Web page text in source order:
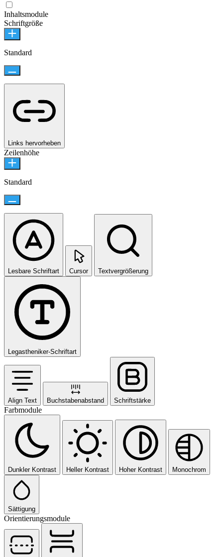
Inhaltsmodule
Schriftgröße
Standard
Links hervorheben
Zeilenhöhe
Standard
Lesbare Schriftart Cursor Textvergrößerung
Legastheniker-Schriftart
Align Text Buchstabenabstand Schriftstärke
Farbmodule
Dunkler Kontrast Heller Kontrast Hoher Kontrast Monochrom
Sättigung
Orientierungsmodule